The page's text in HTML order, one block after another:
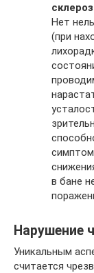
Нет
(при
в бане
Нарушение
Уникальным
считается